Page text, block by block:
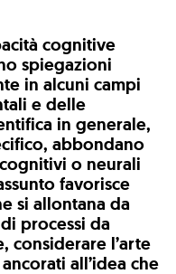
cognitive
spiegazioni
in alcuni campi
e delle
in generale,
abbondano
o neurali
favorisce
si allontana da
processi da
considerare l’arte
all’idea che